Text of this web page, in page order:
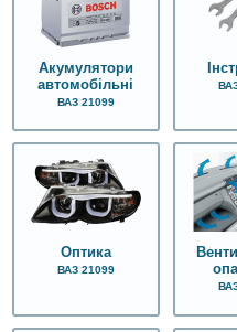
Акумулятори
автомобільні
ВАЗ 21099
Оптика
ВАЗ 21099